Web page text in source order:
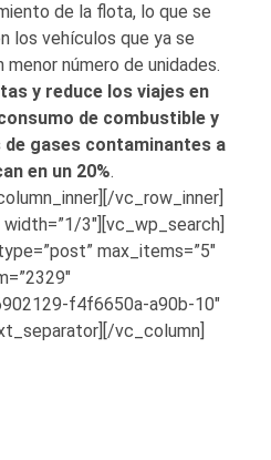
de la flota, lo que se
los vehículos que ya se
número de unidades.
y reduce los viajes en
de combustible y
de gases contaminantes a
en un 20%.
vc_row_inner]
3″][vc_wp_search]
max_items=”5″
f4f6650a-a90b-10″
vc_column]